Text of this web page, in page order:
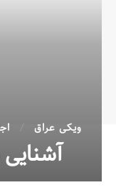
ویکی عراق